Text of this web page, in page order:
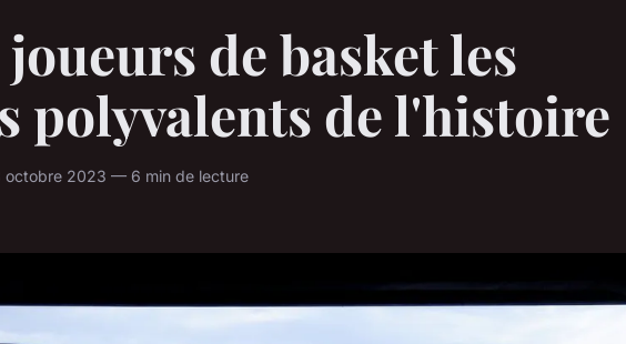
joueurs de basket les
polyvalents de l'histoire
octobre 2023 — 6 min de lecture